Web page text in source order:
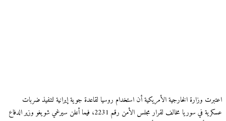
اعتبرت وزارة الخارجية الأمريكية أن استخدام روسيا لقاعدة جوية إيرانية لتنفيذ ضربات
عسكرية في سوريا مخالف لقرار مجلس الأمن رقم 2231، فيما أعلن سيرغي شويغو وزير الدفاع